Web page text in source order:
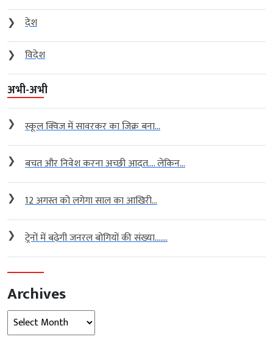
❯
देश
❯
विदेश
अभी-अभी
❯ स्कूल क्विज में सावरकर का जिक्र बना...
❯ बचत और निवेश करना अच्छी आदत…. लेकिन...
❯ 12 अगस्त को लगेगा साल का आखिरी...
❯ ट्रेनों में बढ़ेगी जनरल बोगियों की संख्या…....
Archives
Archives